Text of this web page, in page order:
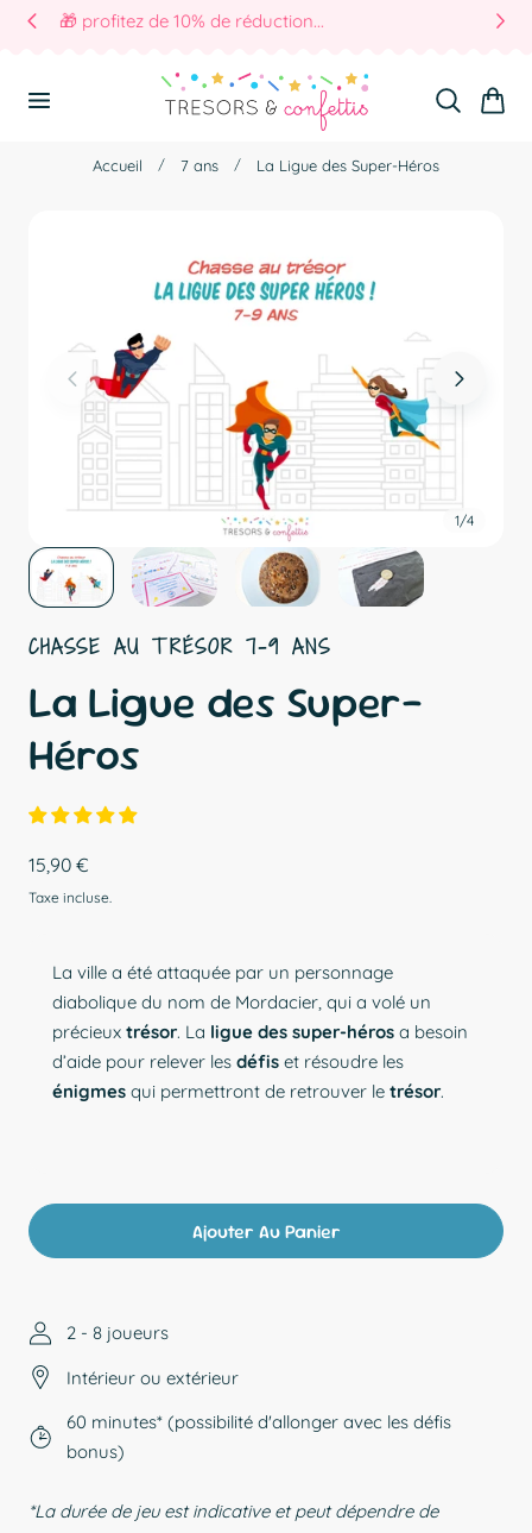
Au Contenu 🤩 avec le code WAOUH
Panier
Accueil 7 ans La Ligue des Super-Héros
1/4
CHASSE AU TRÉSOR 7-9 ANS
La Ligue des Super-
Héros
Prix
15,90 €
Taxe incluse.
La ville a été attaquée par un personnage
diabolique du nom de Mordacier, qui a volé un
précieux trésor. La ligue des super-hérosa besoin
d’aide pour relever les défiset résoudre les
énigmesqui permettront de retrouver le trésor.
Ajouter Au Panier
2 - 8 joueurs
Intérieur ou extérieur
60 minutes* (possibilité d'allonger avec les défis
bonus)
*La durée de jeu est indicative et peut dépendre de